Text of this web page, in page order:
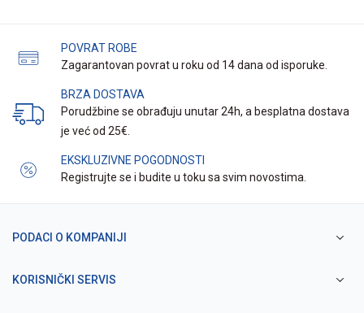
POVRAT ROBE
Zagarantovan povrat u roku od 14 dana od isporuke.
BRZA DOSTAVA
Porudžbine se obrađuju unutar 24h, a besplatna dostava
je već od 25€.
EKSKLUZIVNE POGODNOSTI
Registrujte se i budite u toku sa svim novostima.
PODACI O KOMPANIJI
KORISNIČKI SERVIS